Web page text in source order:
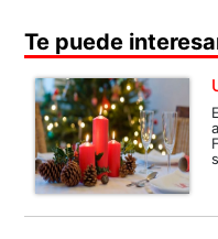
Te puede